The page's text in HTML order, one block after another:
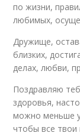
по жизни,
любимых,
Дружище,
близких,
делах, любви,
Поздравляю
здоровья,
можно меньше
чтобы все твои